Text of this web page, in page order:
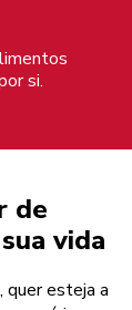
si.
de
vida
quer esteja a